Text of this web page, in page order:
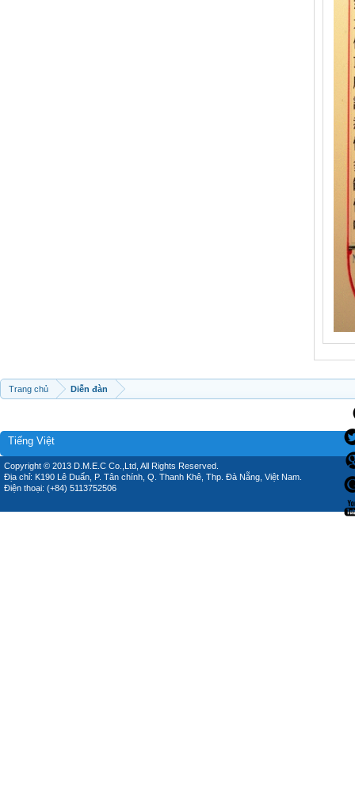
Trang chủ Diễn đàn
Tiếng Việt
Copyright © 2013 D.M.E.C Co.,Ltd, All Rights Reserved.
Địa chỉ: K190 Lê Duẩn, P. Tân chính, Q. Thanh Khê, Thp. Đà Nẵng, Việt Nam.
Điện thoại: (+84) 5113752506